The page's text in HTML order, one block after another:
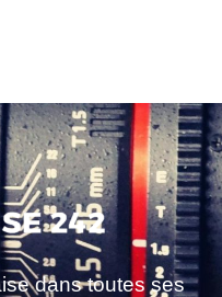
dans toutes ses